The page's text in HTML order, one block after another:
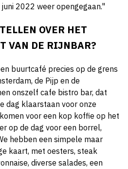
juni 2022 weer opengegaan."
OVER HET
VAN DE RIJNBAR?
buurtcafé precies op de grens
de Pijp en de
onszelf cafe bistro bar, dat
dag klaarstaan voor onze
voor een kop koffie op het
op de dag voor een borrel,
hebben een simpele maar
kaart, met oesters, steak
diverse salades, een